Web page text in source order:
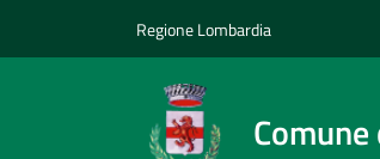
Regione Lombardia